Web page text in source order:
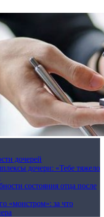
дочерей
дочери: «Тебе тяжело
состояния отца после
«монстром»: за что